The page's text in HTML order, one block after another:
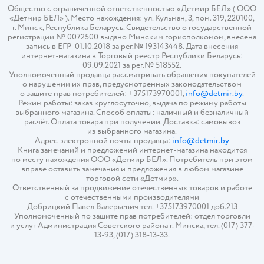
Общество с ограниченной ответственностью «Детмир БЕЛ» ( ООО
«Детмир БЕЛ» ). Место нахождения: ул. Кульман, 3, пом. 319, 220100,
г. Минск, Республика Беларусь. Свидетельство о государственной
регистрации № 0072500 выдано Минским горисполкомом, внесена
запись в ЕГР 01.10.2018 за рег.№ 193143448. Дата внесения
интернет-магазина в Торговый реестр Республики Беларусь:
09.09.2021 за рег.№ 518552.
Уполномоченный продавца рассматривать обращения покупателей
о нарушении их прав, предусмотренных законодательством
о защите прав потребителей: +375173970001,info@detmir.by.
Режим работы: заказ круглосуточно, выдача по режиму работы
выбранного магазина. Способ оплаты: наличный и безналичный
расчёт. Оплата товара при получении. Доставка: самовывоз
из выбранного магазина.
Адрес электронной почты продавца: info@detmir.by
Книга замечаний и предложений интернет-магазина находится
по месту нахождения ООО «Детмир БЕЛ». Потребитель при этом
вправе оставить замечания и предложения в любом магазине
торговой сети «Детмир».
Ответственный за продвижение отечественных товаров и работе
с отечественными производителями
Добрицкий Павел Валерьевич тел. +375173970001 доб.213
Уполномоченный по защите прав потребителей: отдел торговли
и услуг Администрация Советского района г. Минска, тел. (017) 377-
13-93, (017) 318-13-33.